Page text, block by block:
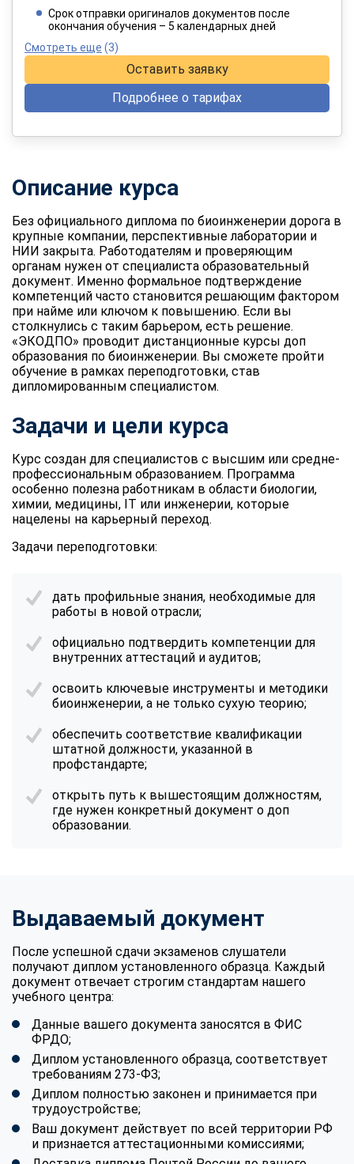
При оплате в рассрочку на 12 месяцев
Срок отправки оригиналов документов после
окончания обучения – 5 календарных дней
Смотреть еще (3)
Оставить заявку
Подробнее о тарифах
Описание курса
Без официального диплома по биоинженерии дорога в
крупные компании, перспективные лаборатории и
НИИ закрыта. Работодателям и проверяющим
органам нужен от специалиста образовательный
документ. Именно формальное подтверждение
компетенций часто становится решающим фактором
при найме или ключом к повышению. Если вы
столкнулись с таким барьером, есть решение.
«ЭКОДПО» проводит дистанционные курсы доп
образования по биоинженерии. Вы сможете пройти
обучение в рамках переподготовки, став
дипломированным специалистом.
Задачи и цели курса
Курс создан для специалистов с высшим или средне-
профессиональным образованием. Программа
особенно полезна работникам в области биологии,
химии, медицины, IT или инженерии, которые
нацелены на карьерный переход.
Задачи переподготовки:
дать профильные знания, необходимые для
работы в новой отрасли;
официально подтвердить компетенции для
внутренних аттестаций и аудитов;
освоить ключевые инструменты и методики
биоинженерии, а не только сухую теорию;
обеспечить соответствие квалификации
штатной должности, указанной в
профстандарте;
открыть путь к вышестоящим должностям,
где нужен конкретный документ о доп
образовании.
Выдаваемый документ
После успешной сдачи экзаменов слушатели
получают диплом установленного образца. Каждый
документ отвечает строгим стандартам нашего
учебного центра:
Данные вашего документа заносятся в ФИС
ФРДО;
Диплом установленного образца, соответствует
требованиям 273-ФЗ;
Диплом полностью законен и принимается при
трудоустройстве;
Ваш документ действует по всей территории РФ
и признается аттестационными комиссиями;